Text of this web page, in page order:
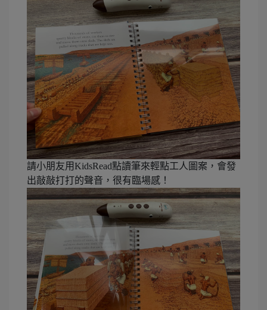
請小朋友用KidsRead點讀筆來輕點工人圖案，會發
出敲敲打打的聲音，很有臨場感！